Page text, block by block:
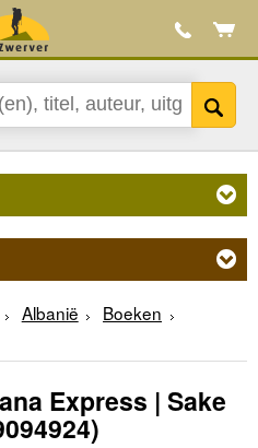
Albanië
Boeken
Express | Sake